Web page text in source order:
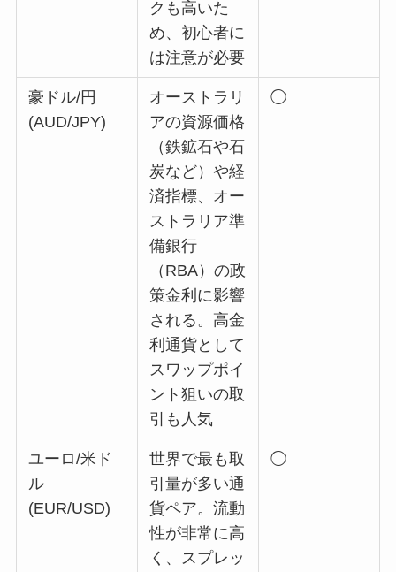
クも高いた
め、初心者に
は注意が必要
豪ドル/円
(AUD/JPY)
オーストラリ
アの資源価格
（鉄鉱石や石
炭など）や経
済指標、オー
ストラリア準
備銀行
（RBA）の政
策金利に影響
される。高金
利通貨として
スワップポイ
ント狙いの取
引も人気
◯
ユーロ/米ド
ル
(EUR/USD)
世界で最も取
引量が多い通
貨ペア。流動
性が非常に高
く、スプレッ
◯